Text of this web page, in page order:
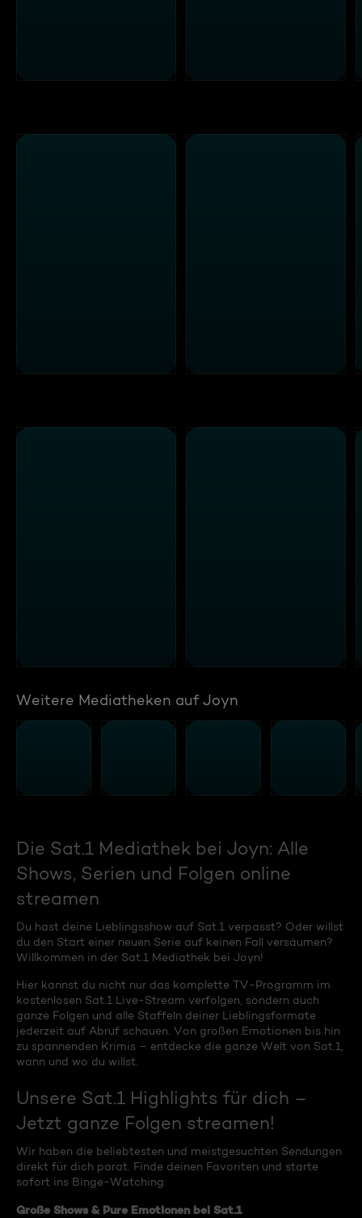
Weitere Mediatheken auf Joyn
Die Sat.1 Mediathek bei Joyn: Alle
Shows, Serien und Folgen online
streamen
Du hast deine Lieblingsshow auf Sat.1 verpasst? Oder willst
du den Start einer neuen Serie auf keinen Fall versäumen?
Willkommen in der Sat.1 Mediathek bei Joyn!
Hier kannst du nicht nur das komplette TV-Programm im
kostenlosen Sat.1 Live-Stream verfolgen, sondern auch
ganze Folgen und alle Staffeln deiner Lieblingsformate
jederzeit auf Abruf schauen. Von großen Emotionen bis hin
zu spannenden Krimis – entdecke die ganze Welt von Sat.1,
wann und wo du willst.
Unsere Sat.1 Highlights für dich –
Jetzt ganze Folgen streamen!
Wir haben die beliebtesten und meistgesuchten Sendungen
direkt für dich parat. Finde deinen Favoriten und starte
sofort ins Binge-Watching:
Große Shows & Pure Emotionen bei Sat.1